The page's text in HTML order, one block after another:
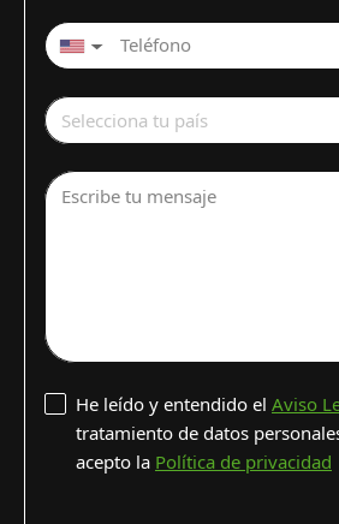
▼
Selecciona tu país
Escribe tu mensaje
He leído y entendido el Aviso
tratamiento de datos
acepto la Política de privacidad